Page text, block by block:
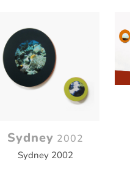
Sydney 2002
Sydney 2002